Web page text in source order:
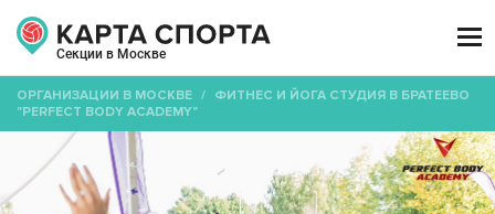
Секции в Москве

ОРГАНИЗАЦИИ В МОСКВЕ / ФИТНЕС И ЙОГА СТУДИЯ В БРАТЕЕВО
"PERFECT BODY ACADEMY"